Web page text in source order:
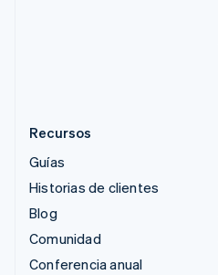
Recursos
Guías
Historias de clientes
Blog
Comunidad
Conferencia anual